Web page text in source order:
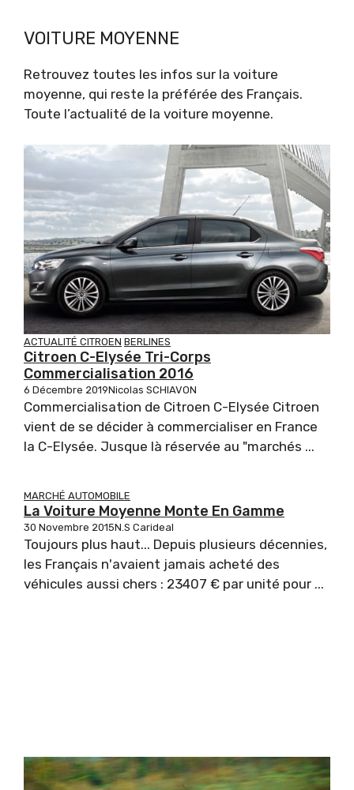
VOITURE MOYENNE
Retrouvez toutes les infos sur la voiture
moyenne, qui reste la préférée des Français.
Toute l’actualité de la voiture moyenne.
ACTUALITÉ CITROEN BERLINES
Citroen C-Elysée Tri-Corps
Commercialisation 2016
6 Décembre 2019Nicolas SCHIAVON
Commercialisation de Citroen C-Elysée Citroen
vient de se décider à commercialiser en France
la C-Elysée. Jusque là réservée au "marchés ...
MARCHÉ AUTOMOBILE
La Voiture Moyenne Monte En Gamme
30 Novembre 2015N.S Carideal
Toujours plus haut... Depuis plusieurs décennies,
les Français n'avaient jamais acheté des
véhicules aussi chers : 23407 € par unité pour ...